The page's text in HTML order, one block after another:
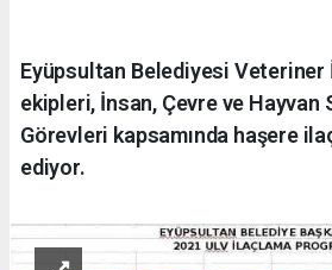
Eyüpsultan Belediyesi
ekipleri, İnsan, Çevre ve Hayvan
Görevleri kapsamında haşere
ediyor.